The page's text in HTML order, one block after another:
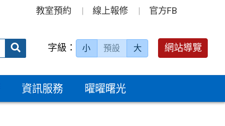
教室預約 線上報修 官方FB
送出 字級： 小 預設 大 網站導覽
資訊服務 曜曜曙光